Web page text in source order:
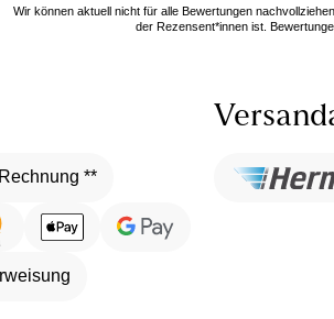
Wir können aktuell nicht für alle Bewertungen
der Rezensent*innen ist.
Rechnung **